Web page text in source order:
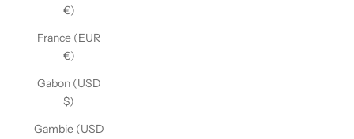
€)
France (EUR
€)
Gabon (USD
$)
Gambie (USD